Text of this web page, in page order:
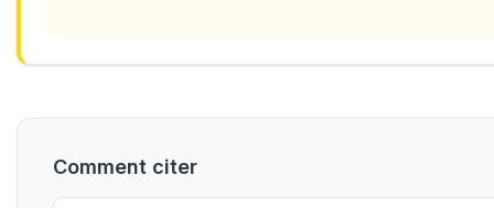
Comment citer